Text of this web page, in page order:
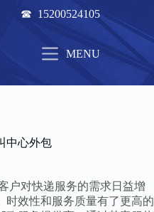
☎ 15200524105
MENU
中心外包
户对快递服务的需求日益增
时效性和服务质量有了更高的